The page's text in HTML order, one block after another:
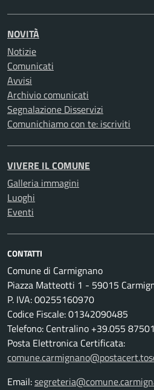
NOVITÀ
Notizie
Comunicati
Avvisi
Archivio comunicati
Segnalazione Disservizi
Comunichiamo con te: iscriviti
VIVERE IL COMUNE
Galleria immagini
Luoghi
Eventi
CONTATTI
Comune di Carmignano
Piazza Matteotti 1 - 59015
P. IVA: 00255160970
Codice Fiscale: 01342090485
Telefono: Centralino +39.055
Posta Elettronica Certificata:
Email: